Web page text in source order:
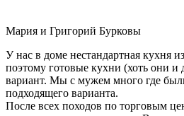
Мария и Григорий Бурковы
У нас в доме нестандартная кухня
поэтому готовые кухни (хоть они
вариант. Мы с мужем много где
подходящего варианта.
После всех походов по торговым